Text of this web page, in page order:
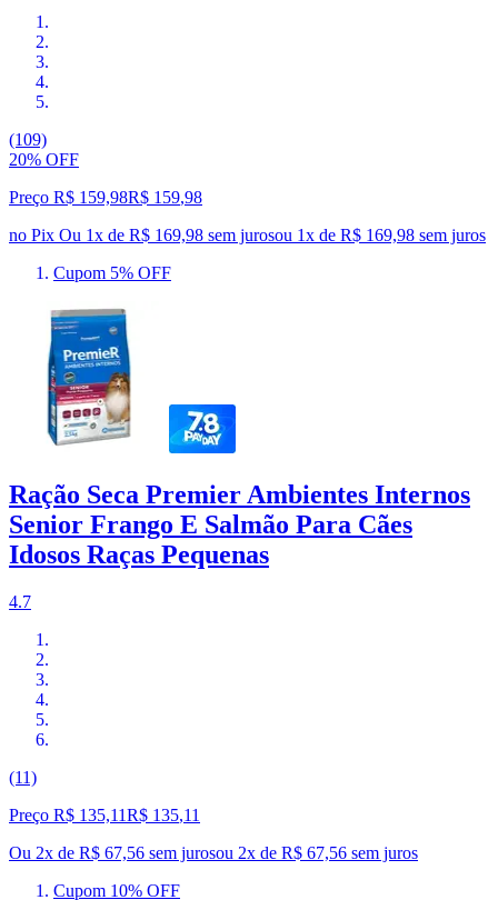
(109)
20% OFF
Preço R$ 159,98R$ 159,98
no Pix Ou 1x de R$ 169,98 sem jurosou 1x de R$ 169,98 sem juros
Cupom 5% OFF
Ração Seca Premier Ambientes Internos
Senior Frango E Salmão Para Cães
Idosos Raças Pequenas
4.7
(11)
Preço R$ 135,11R$ 135,11
Ou 2x de R$ 67,56 sem jurosou 2x de R$ 67,56 sem juros
Cupom 10% OFF